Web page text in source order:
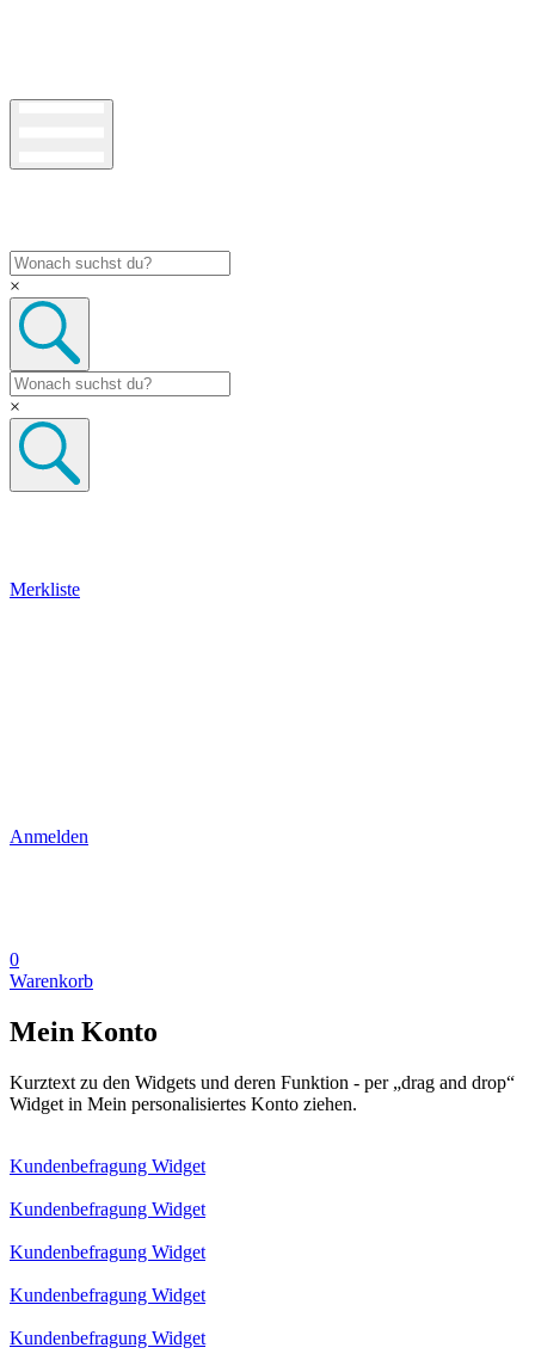
×
×
Merkliste
Anmelden
0
Warenkorb
Mein Konto
Kurztext zu den Widgets und deren Funktion - per „drag and drop“
Widget in Mein personalisiertes Konto ziehen.
Kundenbefragung Widget
Kundenbefragung Widget
Kundenbefragung Widget
Kundenbefragung Widget
Kundenbefragung Widget